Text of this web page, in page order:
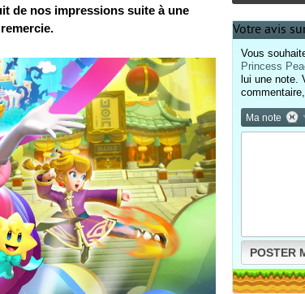
de nos impressions suite à une
Votre avis
Vous
Princess
lui une note.
Ma note
POSTER